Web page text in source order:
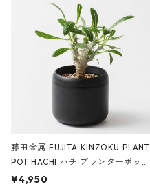
藤田金属 FUJITA KINZOKU PLANT
POT HACHI ハチ プランターポッ
ト 3号 ブラック
¥4,950